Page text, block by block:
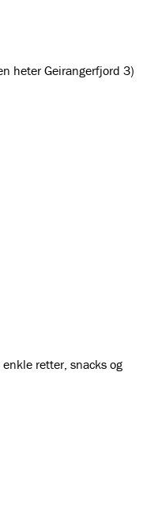
heter Geirangerfjord 3)
retter, snacks og